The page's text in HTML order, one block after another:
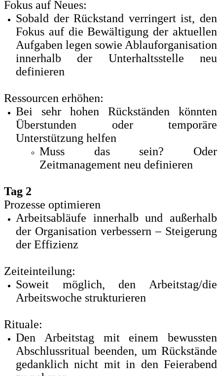
Fokus auf Neues:
Sobald der Rückstand verringert ist, den
Fokus auf die Bewältigung der aktuellen
Aufgaben legen sowie Ablauforganisation
innerhalb der Unterhaltsstelle neu
definieren
Ressourcen erhöhen:
Bei sehr hohen Rückständen könnten
Überstunden oder temporäre
Unterstützung helfen
Muss das sein? Oder
Zeitmanagement neu definieren
Tag 2
Prozesse optimieren
Arbeitsabläufe innerhalb und außerhalb
der Organisation verbessern – Steigerung
der Effizienz
Zeiteinteilung:
Soweit möglich, den Arbeitstag/die
Arbeitswoche strukturieren
Rituale:
Den Arbeitstag mit einem bewussten
Abschlussritual beenden, um Rückstände
gedanklich nicht mit in den Feierabend